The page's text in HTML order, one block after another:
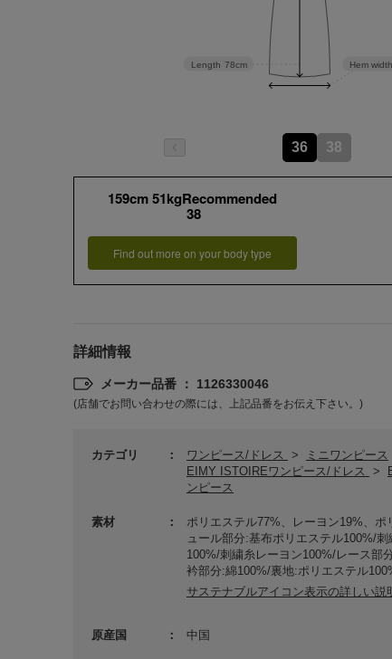
Hem width
Length 78cm
36 38
159cm 51kgRecommended
38
Find out more on your body type
詳細情報
メーカー品番 ： 1126330046
(店舗でお問い合わせの際には、上記品番をお伝え下さい。)
カテゴリ ワンピース/ドレス >
ミニワンピース
EIMY ISTOIREワンピース/ドレス
>
ンピース
素材
ポリエステル77%、レーヨン19%、ポ
ュール部分:基布ポリエステル100%/
100%/刺繍糸レーヨン100%/レース部
衿部分:綿100%/裏地:ポリエステル
サステナブルアイコン表示の詳しい説
原産国 中国